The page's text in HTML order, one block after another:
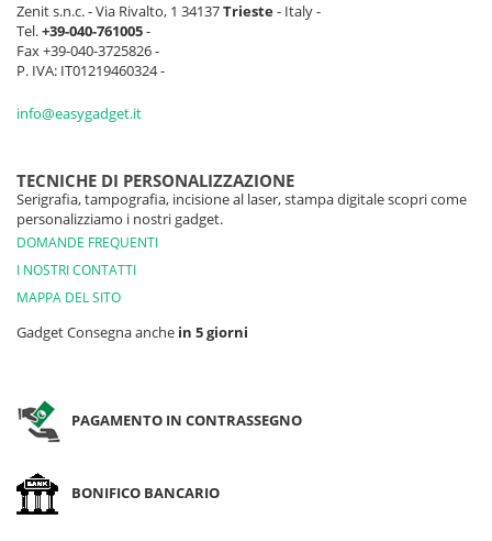
Zenit s.n.c. - Via Rivalto, 1 34137Trieste- Italy -
Tel.+39-040-761005-
Fax +39-040-3725826 -
P. IVA: IT01219460324 -
info@easygadget.it
TECNICHE DI PERSONALIZZAZIONE
Serigrafia, tampografia, incisione al laser, stampa digitale scopri come
personalizziamo i nostri gadget.
DOMANDE FREQUENTI
I NOSTRI CONTATTI
MAPPA DEL SITO
Gadget Consegna anche in 5 giorni
PAGAMENTO IN CONTRASSEGNO
BONIFICO BANCARIO